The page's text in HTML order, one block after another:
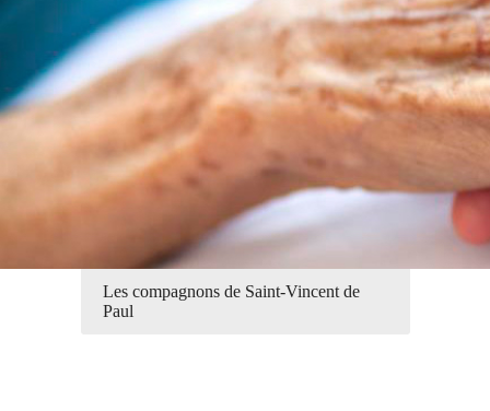
Les compagnons de Saint-Vincent de
Paul